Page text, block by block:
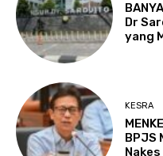
Dr
yang
KESRA
BPJS